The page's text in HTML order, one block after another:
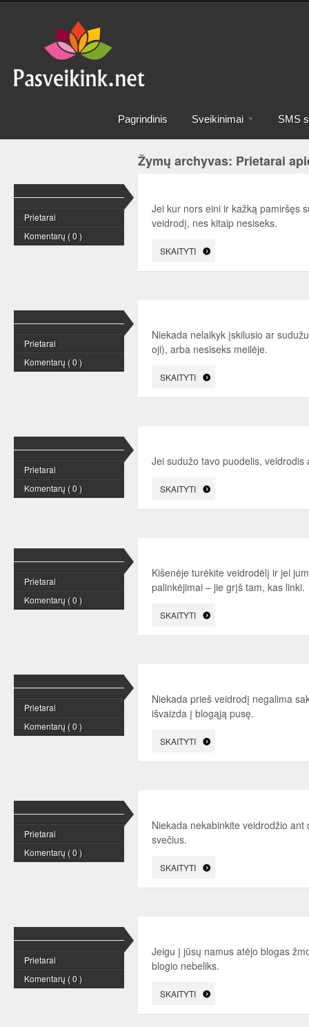
Pagrindinis Sveikinimai SMS
Žymų archyvas: Prietarai
Prietarai
Komentarų ( 0 )
Jei kur nors eini ir kažką pamiršęs
veidrodį, nes kitaip nesiseks.
SKAITYTI
Prietarai
Komentarų ( 0 )
Niekada nelaikyk įskilusio ar
oji), arba nesiseks meilėje.
SKAITYTI
Prietarai
Komentarų ( 0 )
Jei sudužo tavo puodelis,
SKAITYTI
Prietarai
Komentarų ( 0 )
Kišenėje turėkite veidrodėlį ir jei
palinkėjimai – jie grįš tam, kas linki.
SKAITYTI
Prietarai
Komentarų ( 0 )
Niekada prieš veidrodį negalima
išvaizda į blogąją pusę.
SKAITYTI
Prietarai
Komentarų ( 0 )
Niekada nekabinkite veidrodžio
svečius.
SKAITYTI
Prietarai
Komentarų ( 0 )
Jeigu į jūsų namus atėjo blogas
blogio nebeliks.
SKAITYTI